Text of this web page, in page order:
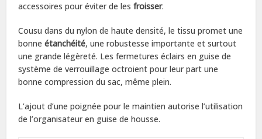
accessoires pour éviter de lesfroisser.
Cousu dans du nylon de haute densité, le tissu promet une
bonneétanchéité, une robustesse importante et surtout
une grande légèreté. Les fermetures éclairs en guise de
système de verrouillage octroient pour leur part une
bonne compression du sac, même plein.
L’ajout d’une poignée pour le maintien autorise l’utilisation
de l’organisateur en guise de housse.